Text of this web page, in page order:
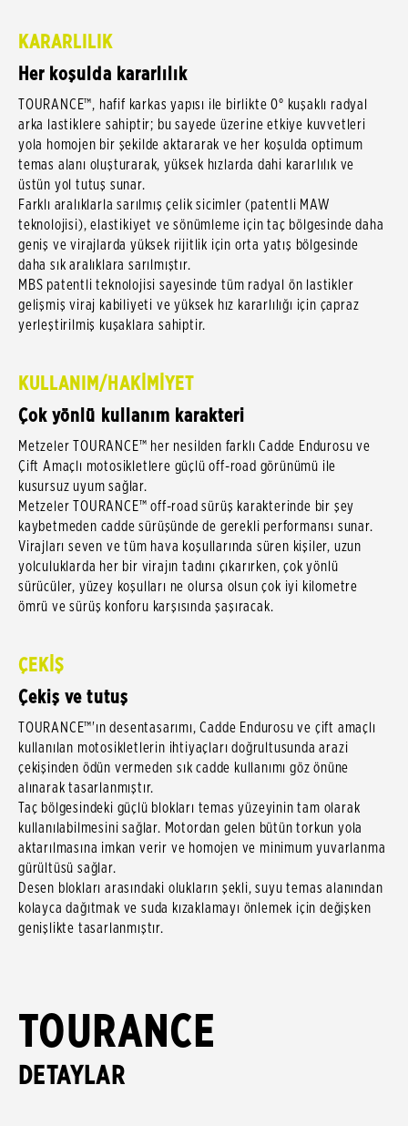
KARARLILIK
Her koşulda kararlılık
TOURANCE™, hafif karkas yapısı ile birlikte 0° kuşaklı radyal
arka lastiklere sahiptir; bu sayede üzerine etkiye kuvvetleri
yola homojen bir şekilde aktararak ve her koşulda optimum
temas alanı oluşturarak, yüksek hızlarda dahi kararlılık ve
üstün yol tutuş sunar.
Farklı aralıklarla sarılmış çelik sicimler (patentli MAW
teknolojisi), elastikiyet ve sönümleme için taç bölgesinde daha
geniş ve virajlarda yüksek rijitlik için orta yatış bölgesinde
daha sık aralıklara sarılmıştır.
MBS patentli teknolojisi sayesinde tüm radyal ön lastikler
gelişmiş viraj kabiliyeti ve yüksek hız kararlılığı için çapraz
yerleştirilmiş kuşaklara sahiptir.
KULLANIM/HAKİMİYET
Çok yönlü kullanım karakteri
Metzeler TOURANCE™ her nesilden farklı Cadde Endurosu ve
Çift Amaçlı motosikletlere güçlü off-road görünümü ile
kusursuz uyum sağlar.
Metzeler TOURANCE™ off-road sürüş karakterinde bir şey
kaybetmeden cadde sürüşünde de gerekli performansı sunar.
Virajları seven ve tüm hava koşullarında süren kişiler, uzun
yolculuklarda her bir virajın tadını çıkarırken, çok yönlü
sürücüler, yüzey koşulları ne olursa olsun çok iyi kilometre
ömrü ve sürüş konforu karşısında şaşıracak.
ÇEKİŞ
Çekiş ve tutuş
TOURANCE™'ın desentasarımı, Cadde Endurosu ve çift amaçlı
kullanılan motosikletlerin ihtiyaçları doğrultusunda arazi
çekişinden ödün vermeden sık cadde kullanımı göz önüne
alınarak tasarlanmıştır.
Taç bölgesindeki güçlü blokları temas yüzeyinin tam olarak
kullanılabilmesini sağlar. Motordan gelen bütün torkun yola
aktarılmasına imkan verir ve homojen ve minimum yuvarlanma
gürültüsü sağlar.
Desen blokları arasındaki olukların şekli, suyu temas alanından
kolayca dağıtmak ve suda kızaklamayı önlemek için değişken
genişlikte tasarlanmıştır.
TOURANCE
DETAYLAR